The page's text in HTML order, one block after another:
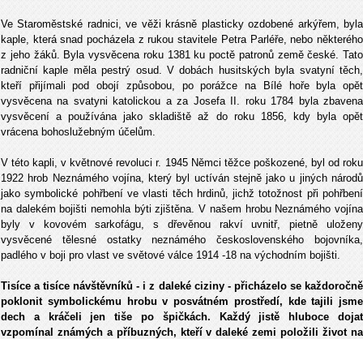
Ve Staroměstské radnici, ve věži krásně plasticky ozdobené arkýřem, byla
kaple, která snad pocházela z rukou stavitele Petra Parléře, nebo některého
z jeho žáků. Byla vysvěcena roku 1381 ku poctě patronů země české. Tato
radniční kaple měla pestrý osud. V dobách husitských byla svatyní těch,
kteří přijímali pod obojí způsobou, po porážce na Bílé hoře byla opět
vysvěcena na svatyni katolickou a za Josefa II. roku 1784 byla zbavena
vysvěcení a používána jako skladiště až do roku 1856, kdy byla opět
vrácena bohoslužebným účelům.
V této kapli, v květnové revoluci r. 1945 Němci těžce poškozené, byl od roku
1922 hrob Neznámého vojína, který byl uctíván stejně jako u jiných národů
jako symbolické pohřbení ve vlasti těch hrdinů, jichž totožnost při pohřbení
na dalekém bojišti nemohla býti zjištěna. V našem hrobu Neznámého vojína
byly v kovovém sarkofágu, s dřevěnou rakví uvnitř, pietně uloženy
vysvěcené tělesné ostatky neznámého československého bojovníka,
padlého v boji pro vlast ve světové válce 1914 -18 na východním bojišti.
Tisíce a tisíce návštěvníků - i z daleké ciziny - přicházelo se každoročně
poklonit symbolickému hrobu v posvátném prostředí, kde tajili jsme
dech a kráčeli jen tiše po špičkách. Každý jistě hluboce dojat
vzpomínal známých a příbuzných, kteří v daleké zemi položili život na